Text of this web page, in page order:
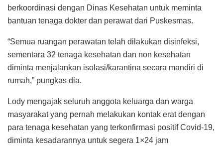
berkoordinasi dengan Dinas Kesehatan untuk meminta
bantuan tenaga dokter dan perawat dari Puskesmas.
“Semua ruangan perawatan telah dilakukan disinfeksi,
sementara 32 tenaga kesehatan dan non kesehatan
diminta menjalankan isolasi/karantina secara mandiri di
rumah,” pungkas dia.
Lody mengajak seluruh anggota keluarga dan warga
masyarakat yang pernah melakukan kontak erat dengan
para tenaga kesehatan yang terkonfirmasi positif Covid-19,
diminta kesadarannya untuk segera 1×24 jam